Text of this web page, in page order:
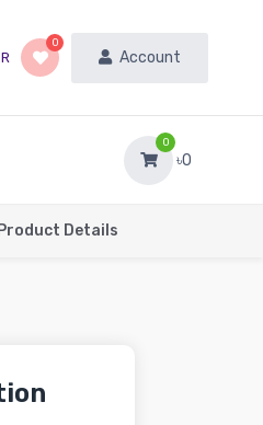
0
Account
0
৳0
Product Details